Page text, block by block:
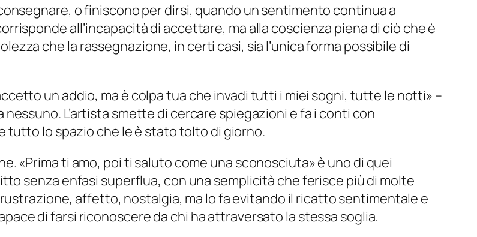
o finiscono per dirsi, quando un sentimento continua a
all’incapacità di accettare, ma alla coscienza piena di ciò che è
che la rassegnazione, in certi casi, sia l’unica forma possibile di
un addio, ma è colpa tua che invadi tutti i miei sogni, tutte le notti» –
L’artista smette di cercare spiegazioni e fa i conti con
tutto lo spazio che le è stato tolto di giorno.
«Prima ti amo, poi ti saluto come una sconosciuta» è uno di quei
senza enfasi superflua, con una semplicità che ferisce più di molte
affetto, nostalgia, ma lo fa evitando il ricatto sentimentale e
di farsi riconoscere da chi ha attraversato la stessa soglia.